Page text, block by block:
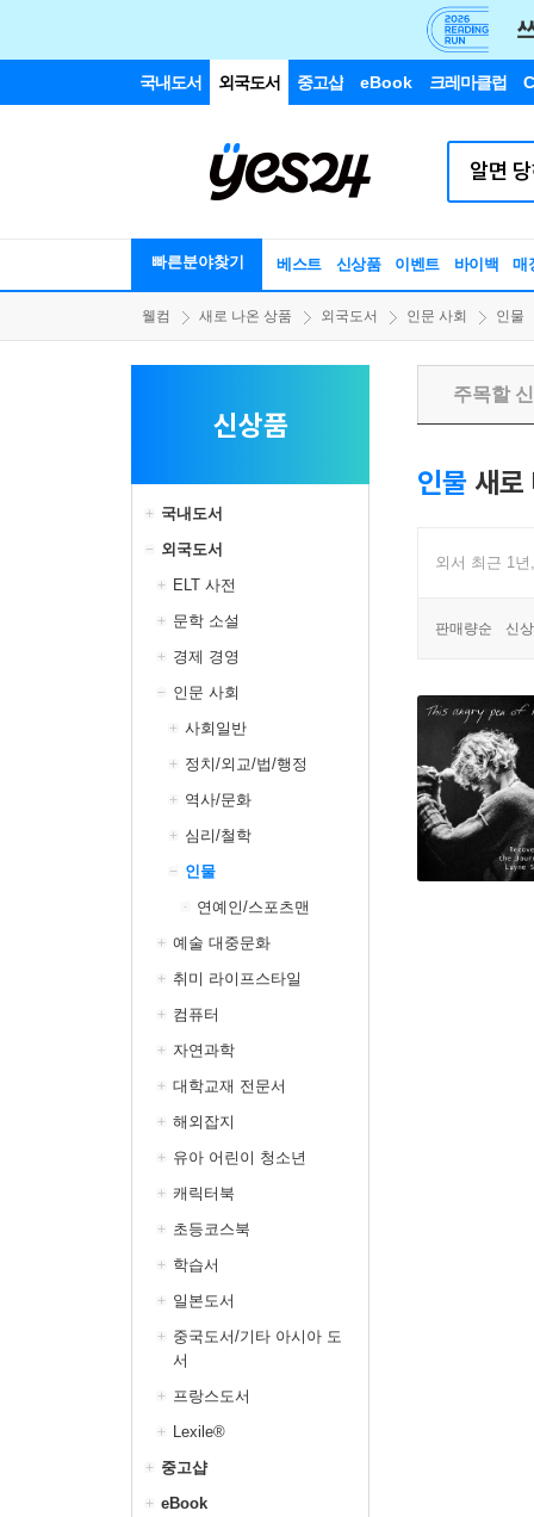
국내도서 외국도서 중고샵 eBook 크레마클럽
빠른분야찾기 베스트 신상품 이벤트 바이백 매
웰컴 새로 나온 상품 외국도서 인문 사회 인물
신상품
국내도서
외국도서
ELT 사전
문학 소설
경제 경영
인문 사회
사회일반
정치/외교/법/행정
역사/문화
심리/철학
인물
연예인/스포츠맨
예술 대중문화
취미 라이프스타일
컴퓨터
자연과학
대학교재 전문서
해외잡지
유아 어린이 청소년
캐릭터북
초등코스북
학습서
일본도서
중국도서/기타 아시아 도
서
프랑스도서
Lexile®
중고샵
eBook
주목할
인물 새로
외서 최근 1
판매량순 신